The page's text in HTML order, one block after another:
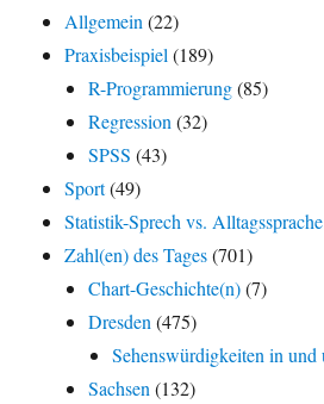
Allgemein (22)
Praxisbeispiel (189)
R-Programmierung(85)
Regression (32)
SPSS (43)
Sport(49)
Statistik-Sprech vs. Alltagssprache
Zahl(en) des Tages(701)
Chart-Geschichte(n)(7)
Dresden (475)
Sehenswürdigkeiten in und
Sachsen (132)